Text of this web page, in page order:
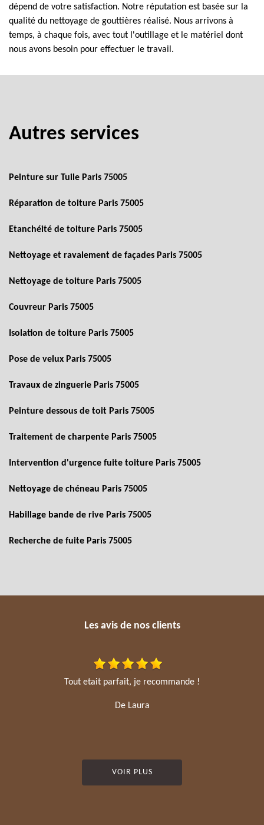
dépend de votre satisfaction. Notre réputation est basée sur la
qualité du nettoyage de gouttières réalisé. Nous arrivons à
temps, à chaque fois, avec tout l'outillage et le matériel dont
nous avons besoin pour effectuer le travail.
Autres services
Peinture sur Tuile Paris 75005
Réparation de toiture Paris 75005
Etanchéité de toiture Paris 75005
Nettoyage et ravalement de façades Paris 75005
Nettoyage de toiture Paris 75005
Couvreur Paris 75005
Isolation de toiture Paris 75005
Pose de velux Paris 75005
Travaux de zinguerie Paris 75005
Peinture dessous de toit Paris 75005
Traitement de charpente Paris 75005
Intervention d'urgence fuite toiture Paris 75005
Nettoyage de chéneau Paris 75005
Habillage bande de rive Paris 75005
Recherche de fuite Paris 75005
Les avis de nos clients
Tout etait parfait, je recommande !
De Laura
VOIR PLUS